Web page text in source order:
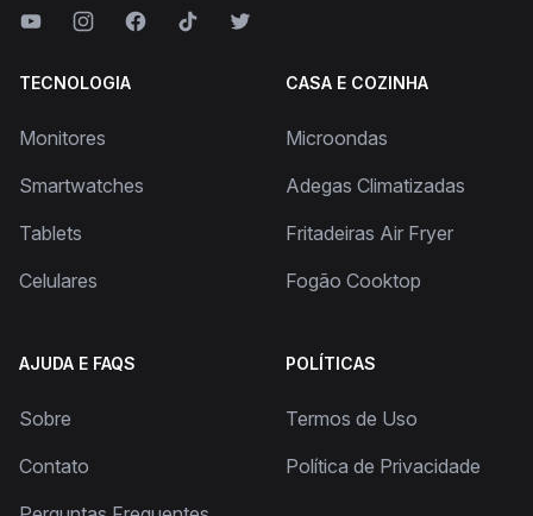
TECNOLOGIA
Monitores
Smartwatches
Tablets
Celulares
CASA E COZINHA
Microondas
Adegas Climatizadas
Fritadeiras Air Fryer
Fogão Cooktop
AJUDA E FAQS
Sobre
Contato
POLÍTICAS
Termos de Uso
Política de Privacidade